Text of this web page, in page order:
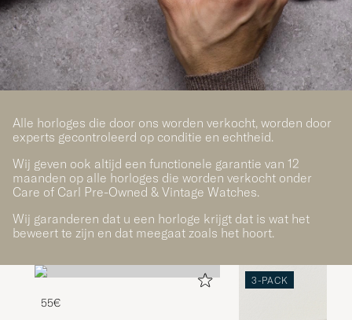
Alle horloges die door ons worden verkocht, worden door
experts gecontroleerd op conditie en echtheid.
Wij geven ook altijd een functionele garantie van 12
maanden op alle horloges die worden verkocht onder
Care of Carl Pre-Owned & Vintage Watches.
Wij garanderen dat u een horloge krijgt dat is wat het
beweert te zijn en dat meegaat zoals het hoort.
55€
3-PACK